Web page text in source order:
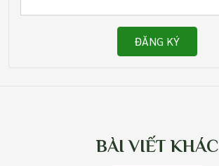
ĐĂNG KÝ
BÀI VIẾT KHÁC